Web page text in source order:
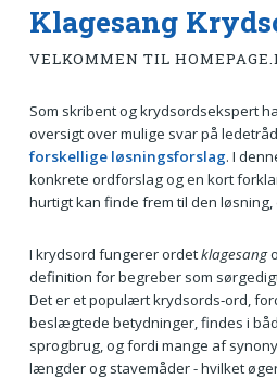
Klagesang
VELKOMMEN TIL
Som skribent og krydsordsekspert
oversigt over mulige svar på
forskellige løsningsforslag. I
konkrete ordforslag og en kort
hurtigt kan finde frem til den
I krydsord fungerer ordetklagesang
definition for begreber som
Det er et populært krydsords‑ord,
beslægtede betydninger, findes i
sprogbrug, og fordi mange af
længder og stavemåder - hvilket